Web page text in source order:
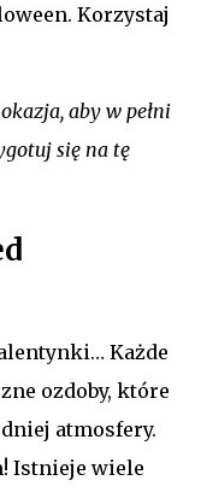
Korzystaj
aby w pełni
się na tę
Każde
ozdoby, które
atmosfery.
Istnieje wiele